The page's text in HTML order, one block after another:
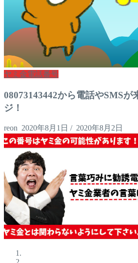
ヤミ金電話番号
08073143442から電話やSMSが
ジ！
reon 2020年8月1日 / 2020年8月2日